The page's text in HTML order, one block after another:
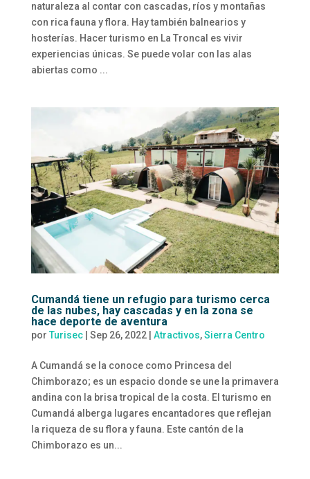
naturaleza al contar con cascadas, ríos y montañas
con rica fauna y flora. Hay también balnearios y
hosterías. Hacer turismo en La Troncal es vivir
experiencias únicas. Se puede volar con las alas
abiertas como ...
Cumandá tiene un refugio para turismo cerca
de las nubes, hay cascadas y en la zona se
hace deporte de aventura
por Turisec| Sep 26, 2022| Atractivos,Sierra Centro
A Cumandá se la conoce como Princesa del
Chimborazo; es un espacio donde se une la primavera
andina con la brisa tropical de la costa. El turismo en
Cumandá alberga lugares encantadores que reflejan
la riqueza de su flora y fauna. Este cantón de la
Chimborazo es un...